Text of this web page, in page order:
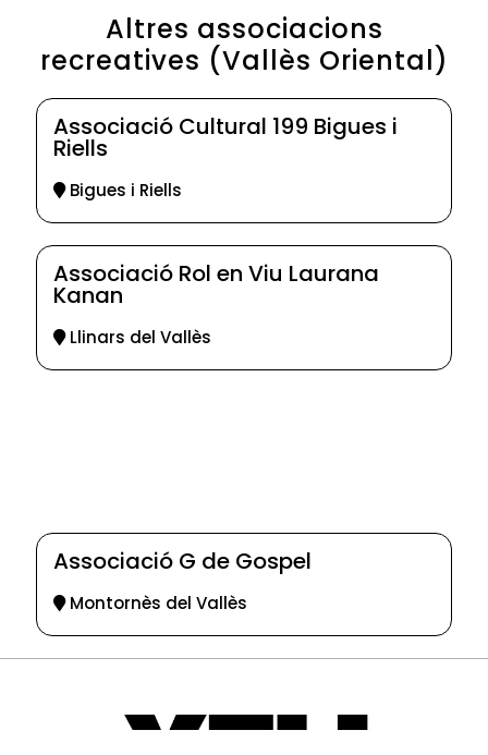
Altres associacions
recreatives (Vallès Oriental)
Associació Cultural 199 Bigues i
Riells
Bigues i Riells
Associació Rol en Viu Laurana
Kanan
Llinars del Vallès
Associació G de Gospel
Montornès del Vallès